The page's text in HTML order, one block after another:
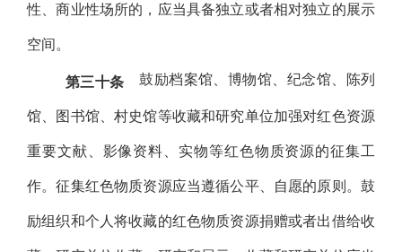
性、商业性场所的，应当具备独立或者相对独立的展示
空间。
第三十条 鼓励档案馆、博物馆、纪念馆、陈列
馆、图书馆、村史馆等收藏和研究单位加强对红色资源
重要文献、影像资料、实物等红色物质资源的征集工
作。征集红色物质资源应当遵循公平、自愿的原则。鼓
励组织和个人将收藏的红色物质资源捐赠或者出借给收